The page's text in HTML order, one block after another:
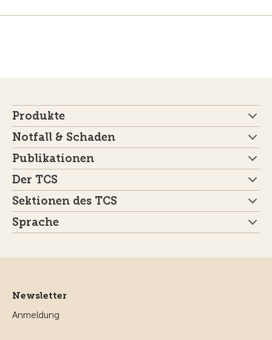
Produkte
Notfall & Schaden
Publikationen
Der TCS
Sektionen des TCS
Sprache
Newsletter
Anmeldung